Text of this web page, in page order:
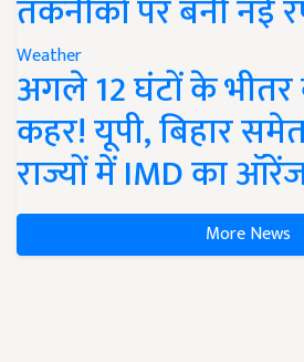
तकनीकों पर बनी नई
Weather
अगले 12 घंटों के भीतर
कहर! यूपी, बिहार
राज्यों में IMD का
More News